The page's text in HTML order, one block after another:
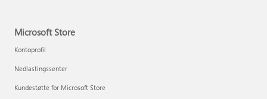
Microsoft Store
Kontoprofil
Nedlastingssenter
Kundestøtte for Microsoft Store